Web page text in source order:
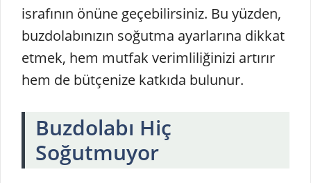
israfının önüne geçebilirsiniz. Bu yüzden,
buzdolabınızın soğutma ayarlarına dikkat
etmek, hem mutfak verimliliğinizi artırır
hem de bütçenize katkıda bulunur.
Buzdolabı Hiç
Soğutmuyor